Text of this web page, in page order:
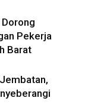
Pekerja
Barat